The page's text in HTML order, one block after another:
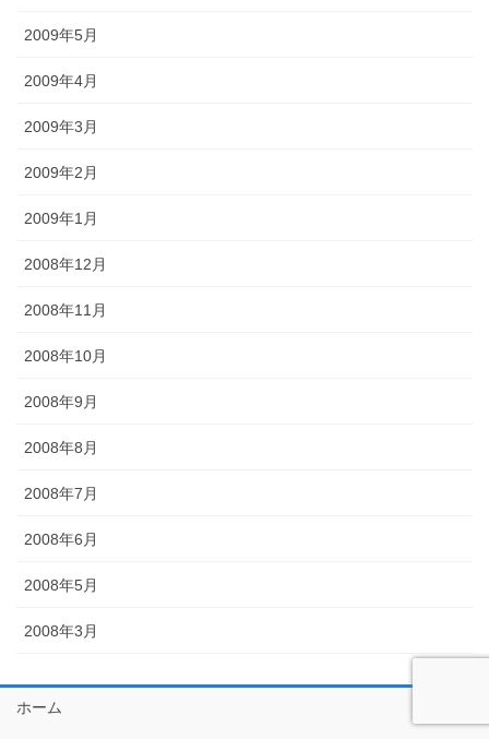
2009年5月
2009年4月
2009年3月
2009年2月
2009年1月
2008年12月
2008年11月
2008年10月
2008年9月
2008年8月
2008年7月
2008年6月
2008年5月
2008年3月
ホーム